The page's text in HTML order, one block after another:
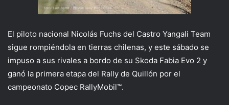
El piloto nacional Nicolás Fuchs del Castro Yangali Team
sigue rompiéndola en tierras chilenas, y este sábado se
impuso a sus rivales a bordo de su Skoda Fabia Evo 2 y
ganó la primera etapa del Rally de Quillón por el
campeonato Copec RallyMobil™.